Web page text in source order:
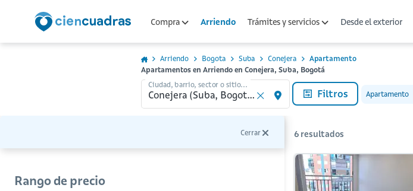
Compra Arriendo Trámites y servicios Desde el exterior
Arriendo Bogota Suba Conejera
Apartamento
Apartamentos en Arriendo en Conejera, Suba, Bogotá
Ciudad, barrio, sector o sitio...
Filtros Apartamento
Cerrar
Rango de precio
6 resultados